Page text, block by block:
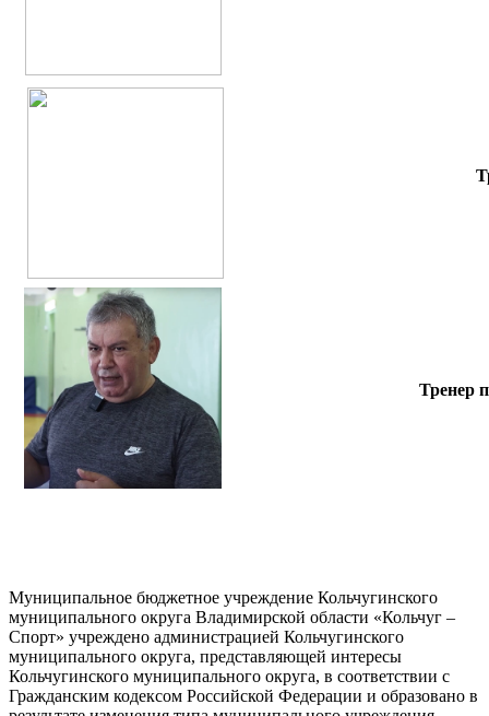
Тренер
Муниципальное бюджетное учреждение Кольчугинского
муниципального округа Владимирской области «Кольчуг –
Спорт» учреждено администрацией Кольчугинского
муниципального округа, представляющей интересы
Кольчугинского муниципального округа, в соответствии с
Гражданским кодексом Российской Федерации и образовано в